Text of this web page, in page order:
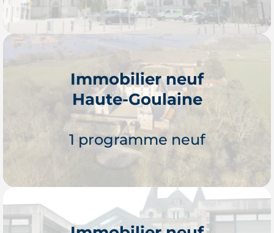
Je découvre
Immobilier neuf
Haute-Goulaine
1 programme neuf